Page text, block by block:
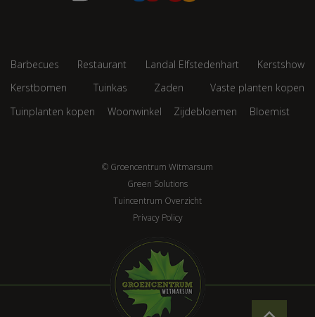
Barbecues Restaurant Landal Elfstedenhart
Kerstshow
Kerstbomen
Tuinkas Zaden
Vaste planten kopen
Tuinplanten kopen
Woonwinkel Zijdebloemen Bloemist
© Groencentrum Witmarsum
Green Solutions
Tuincentrum Overzicht
Privacy Policy